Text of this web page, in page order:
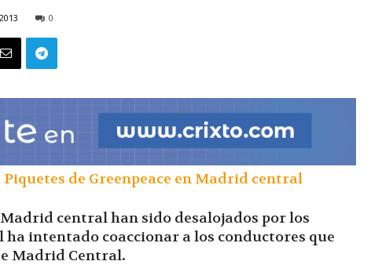
|
2013 0
Madrid central han sido desalojados por los
ha intentado coaccionar a los conductores que
Madrid Central.